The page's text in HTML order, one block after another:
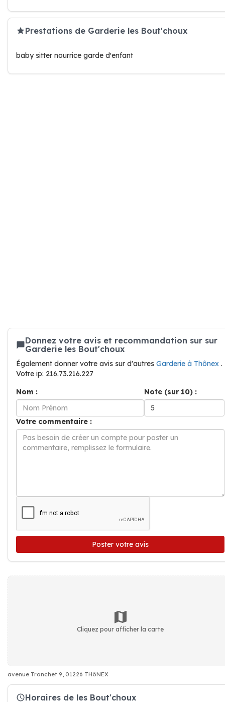
Prestations de Garderie les Bout'choux
baby sitter nourrice garde d'enfant
Donnez votre avis et recommandation sur sur
Garderie les Bout'choux
Également donner votre avis sur d'autres Garderie à Thônex .
Votre ip: 216.73.216.227
Nom :
Note (sur 10) :
Votre commentaire :
Poster votre avis
Cliquez pour afficher la carte
avenue Tronchet 9, 01226 THôNEX
Horaires de les Bout'choux